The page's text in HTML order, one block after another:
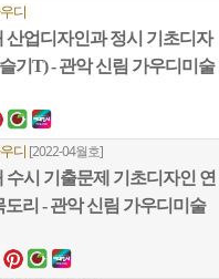
디
산업디자인과 정시 기초디자
기T) - 관악 신림 가우디미술
디 [2022-04월호]
수시 기출문제 기초디자인 연
도리 - 관악 신림 가우디미술